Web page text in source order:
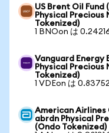
US Brent Oil Fund
Physical Precious
Tokenized)
1 BNOon は
Vanguard Energy
Physical Precious
Tokenized)
1 VDEon は
American Airlines
abrdn Physical
(Ondo Tokenized)